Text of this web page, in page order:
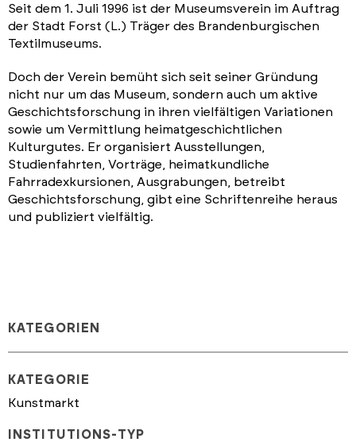
Seit dem 1. Juli 1996 ist der Museumsverein im Auftrag
der Stadt Forst (L.) Träger des Brandenburgischen
Textilmuseums.
Doch der Verein bemüht sich seit seiner Gründung
nicht nur um das Museum, sondern auch um aktive
Geschichtsforschung in ihren vielfältigen Variationen
sowie um Vermittlung heimatgeschichtlichen
Kulturgutes. Er organisiert Ausstellungen,
Studienfahrten, Vorträge, heimatkundliche
Fahrradexkursionen, Ausgrabungen, betreibt
Geschichtsforschung, gibt eine Schriftenreihe heraus
und publiziert vielfältig.
KATEGORIEN
KATEGORIE
Kunstmarkt
INSTITUTIONS-TYP